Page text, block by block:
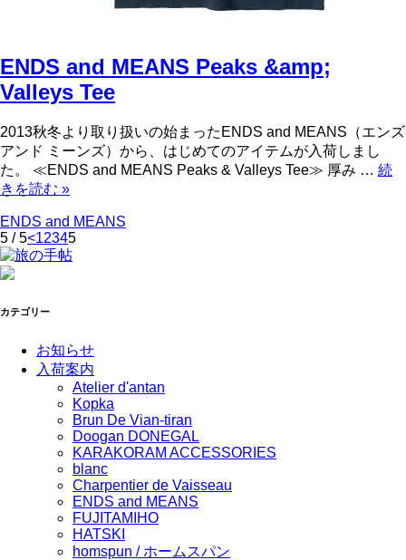
ENDS and MEANS Peaks &amp;
Valleys Tee
2013秋冬より取り扱いの始まったENDS and MEANS（エンズ
アンド ミーンズ）から、はじめてのアイテムが入荷しまし
た。 ≪ENDS and MEANS Peaks & Valleys Tee≫ 厚み … 続
きを読む »
ENDS and MEANS
5 / 5<12345
カテゴリー
お知らせ
入荷案内
Atelier d'antan
Kopka
Brun De Vian-tiran
Doogan DONEGAL
KARAKORAM ACCESSORIES
blanc
Charpentier de Vaisseau
ENDS and MEANS
FUJITAMIHO
HATSKI
homspun / ホームスパン